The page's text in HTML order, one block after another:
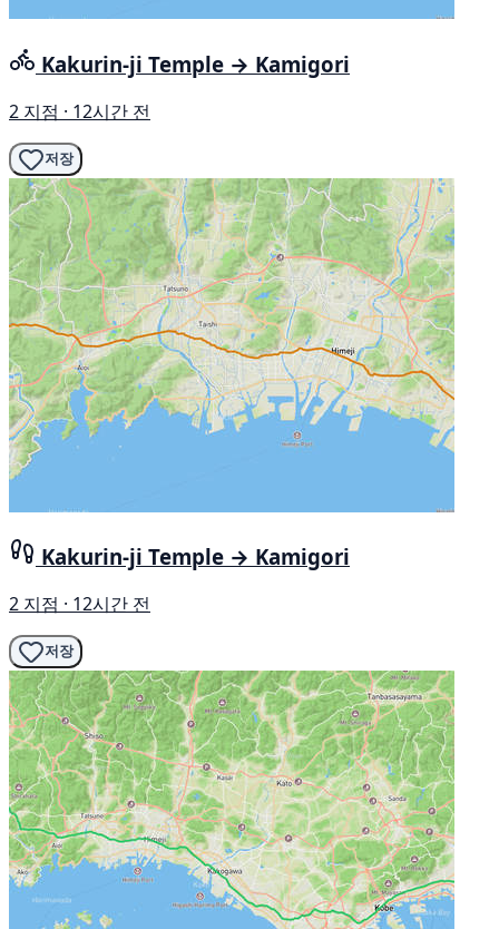
Kakurin-ji Temple → Kamigori
2 지점 · 12시간 전
저장
Kakurin-ji Temple → Kamigori
2 지점 · 12시간 전
저장